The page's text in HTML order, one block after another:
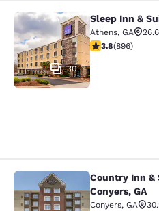
Sleep Inn &
30
Sleep Inn &
Athens, GA
3.78 étoiles.
3.8(896)
Country Inn &
Country Inn &
Conyers, GA
Conyers, GA